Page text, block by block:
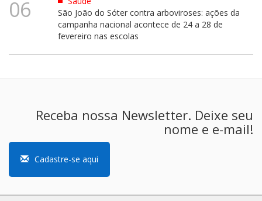
06
São João do Sóter contra arboviroses: ações da
campanha nacional acontece de 24 a 28 de
fevereiro nas escolas
Receba nossa Newsletter. Deixe seu
nome e e-mail!
Cadastre-se aqui